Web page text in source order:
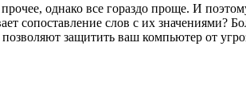
однако все гораздо проще. И
сопоставление слов с их значениями?
позволяют защитить ваш компьютер от